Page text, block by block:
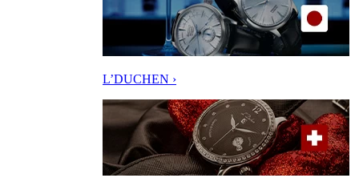
L’DUCHEN ›